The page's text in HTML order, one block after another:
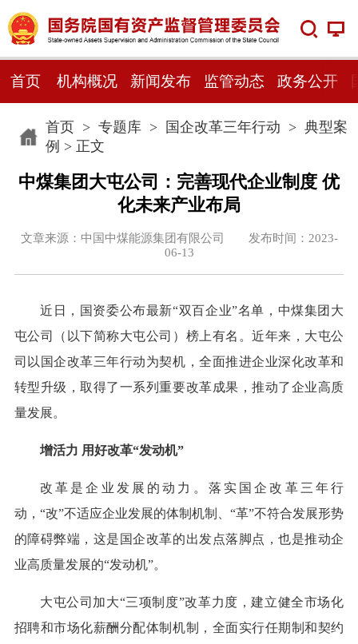
首页 机构概况 新闻发布 监管动态 政务公开
首页> 专题库> 国企改革三年行动 > 典型案
例 > 正文
中煤集团大屯公司：完善现代企业制度 优
化未来产业布局
文章来源：中国中煤能源集团有限公司 发布时间：2023-
06-13
近日，国资委公布最新“双百企业”名单，中煤集团大
屯公司（以下简称大屯公司）榜上有名。近年来，大屯公
司以国企改革三年行动为契机，全面推进企业深化改革和
转型升级，取得了一系列重要改革成果，推动了企业高质
量发展。
增活力 用好改革“发动机”
改革是企业发展的动力。落实国企改革三年行
动，“改”不适应企业发展的体制机制、“革”不符合发展形势
的障碍弊端，这是国企改革的出发点落脚点，也是推动企
业高质量发展的“发动机”。
大屯公司加大“三项制度”改革力度，建立健全市场化
招聘和市场化薪酬分配体制机制，全面实行任期制和契约